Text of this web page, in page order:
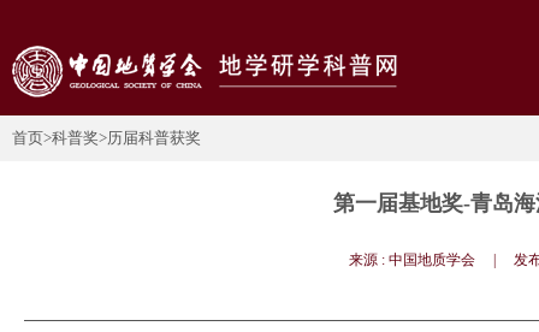
首页>科普奖>历届科普获奖
第一届基地奖-青岛
来源 : 中国地质学会 | 发布